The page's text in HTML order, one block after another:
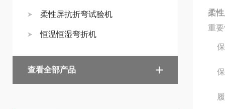
柔性屏抗折弯试验机
恒温恒湿弯折机
查看全部产品
柔
重